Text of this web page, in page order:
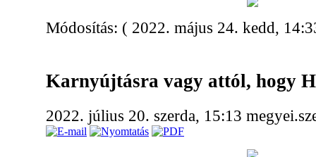
Módosítás: ( 2022. május 24. kedd,
Karnyújtásra vagy attól, hogy
2022. július 20. szerda, 15:13